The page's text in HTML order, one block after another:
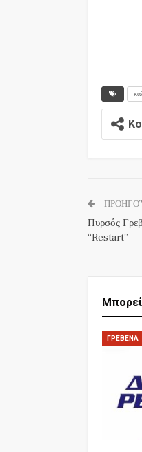
Πυρσός
“Restart”
ΓΡΕΒΕΝΆ